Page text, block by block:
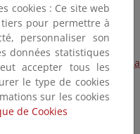
Playa de Compostela
cookies : Ce site web
pour permettre à
personnaliser son
données statistiques
accepter tous les
le type de cookies
sur les cookies
de Cookies